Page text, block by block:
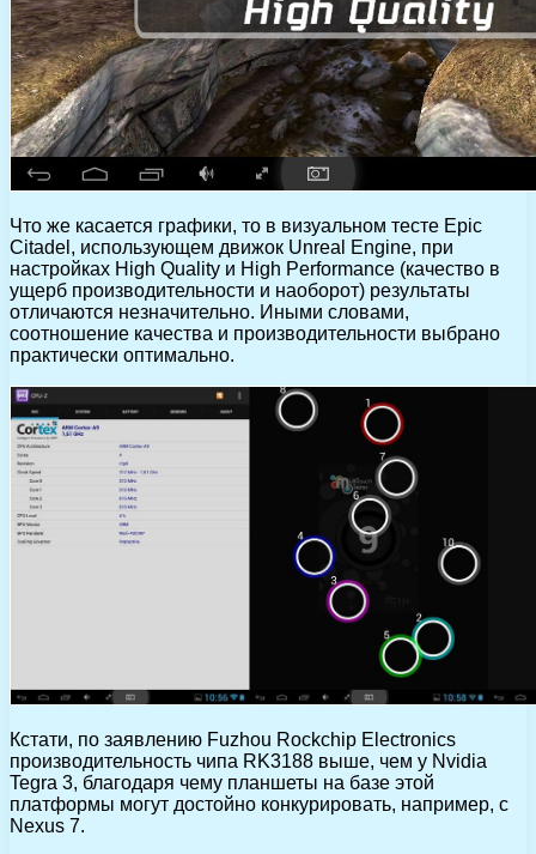
Что же касается графики, то в визуальном тесте Epic
Citadel, использующем движок Unreal Engine, при
настройках High Quality и High Performance (качество в
ущерб производительности и наоборот) результаты
отличаются незначительно. Иными словами,
соотношение качества и производительности выбрано
практически оптимально.
Кстати, по заявлению Fuzhou Rockchip Electronics
производительность чипа RK3188 выше, чем у Nvidia
Tegra 3, благодаря чему планшеты на базе этой
платформы могут достойно конкурировать, например, с
Nexus 7.